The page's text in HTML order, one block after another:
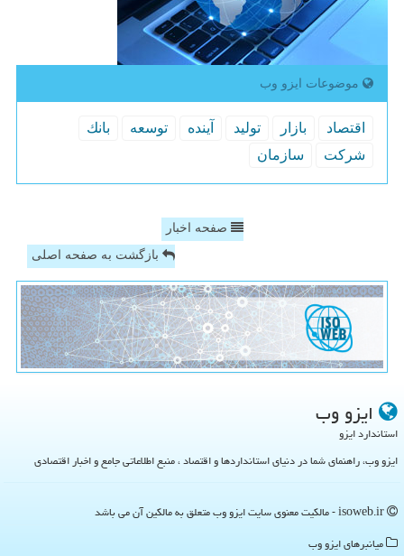
موضوعات ایزو وب
اقتصاد بازار تولید آینده توسعه
بانك
شركت
سازمان
صفحه اخبار
بازگشت به صفحه اصلی
ایزو وب
استاندارد ایزو
ایزو وب، راهنمای شما در دنیای استانداردها و اقتصاد ، منبع اطلاعاتی جامع و اخبار اقتصادی
میانبرهای ایزو وب